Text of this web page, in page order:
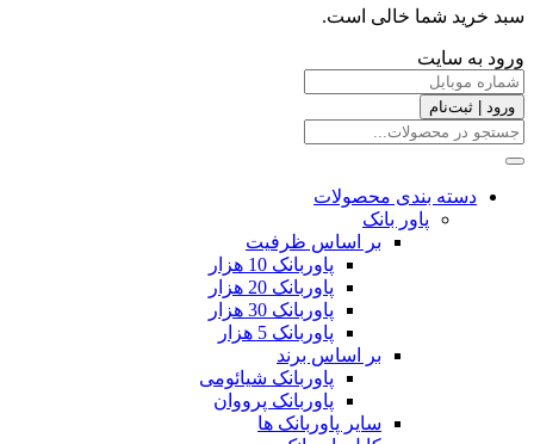
سبد خرید شما خالی است.
ورود به سایت
ورود | ثبت‌نام
دسته بندی محصولات
پاور بانک
بر اساس ظرفیت
پاوربانک 10 هزار
پاوربانک 20 هزار
پاوربانک 30 هزار
پاوربانک 5 هزار
بر اساس برند
پاوربانک شیائومی
پاوربانک پرووان
سایر پاوربانک ها